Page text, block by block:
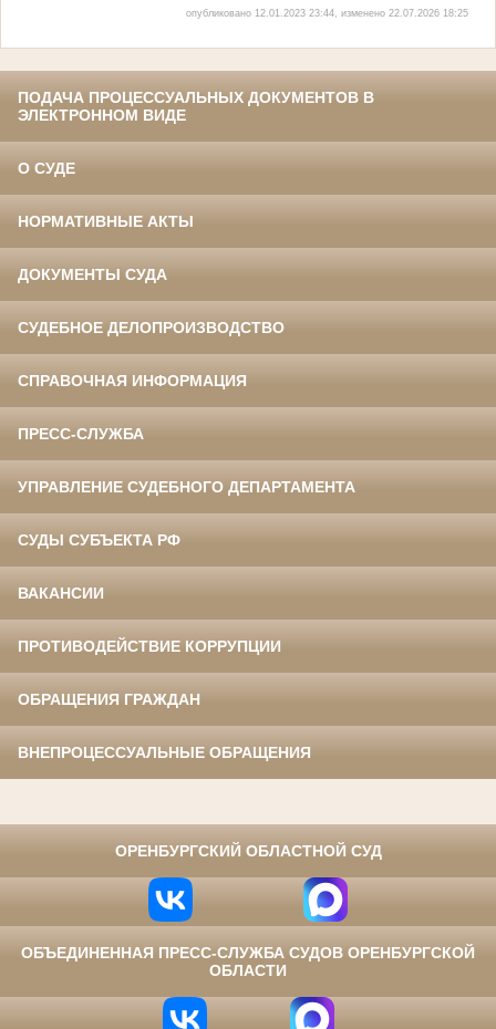
опубликовано 12.01.2023 23:44, изменено 22.07.2026 18:25
ПОДАЧА ПРОЦЕССУАЛЬНЫХ ДОКУМЕНТОВ В
ЭЛЕКТРОННОМ ВИДЕ
О СУДЕ
НОРМАТИВНЫЕ АКТЫ
ДОКУМЕНТЫ СУДА
СУДЕБНОЕ ДЕЛОПРОИЗВОДСТВО
СПРАВОЧНАЯ ИНФОРМАЦИЯ
ПРЕСС-СЛУЖБА
УПРАВЛЕНИЕ СУДЕБНОГО ДЕПАРТАМЕНТА
СУДЫ СУБЪЕКТА РФ
ВАКАНСИИ
ПРОТИВОДЕЙСТВИЕ КОРРУПЦИИ
ОБРАЩЕНИЯ ГРАЖДАН
ВНЕПРОЦЕССУАЛЬНЫЕ ОБРАЩЕНИЯ
ОРЕНБУРГСКИЙ ОБЛАСТНОЙ СУД
ОБЪЕДИНЕННАЯ ПРЕСС-СЛУЖБА СУДОВ ОРЕНБУРГСКОЙ
ОБЛАСТИ